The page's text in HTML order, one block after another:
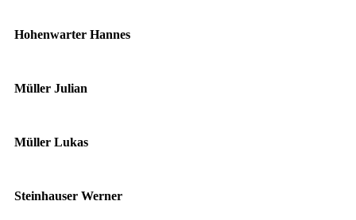
Hohenwarter Hannes
Müller Julian
Müller Lukas
Steinhauser Werner